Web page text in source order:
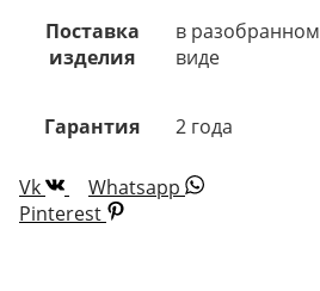
Поставка
изделия
в разобранном
виде
Гарантия 2 года
Vk
Whatsapp
Pinterest